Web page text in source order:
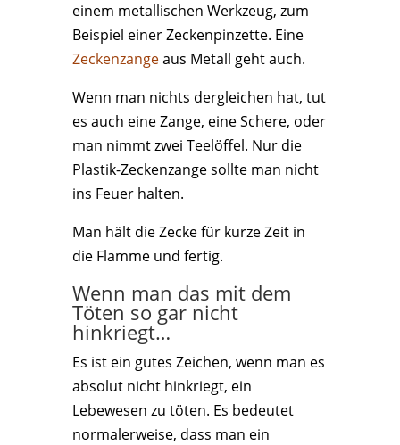
einem metallischen Werkzeug, zum
Beispiel einer Zeckenpinzette. Eine
Zeckenzangeaus Metall geht auch.
Wenn man nichts dergleichen hat, tut
es auch eine Zange, eine Schere, oder
man nimmt zwei Teelöffel. Nur die
Plastik-Zeckenzange sollte man nicht
ins Feuer halten.
Man hält die Zecke für kurze Zeit in
die Flamme und fertig.
Wenn man das mit dem
Töten so gar nicht
hinkriegt…
Es ist ein gutes Zeichen, wenn man es
absolut nicht hinkriegt, ein
Lebewesen zu töten. Es bedeutet
normalerweise, dass man ein